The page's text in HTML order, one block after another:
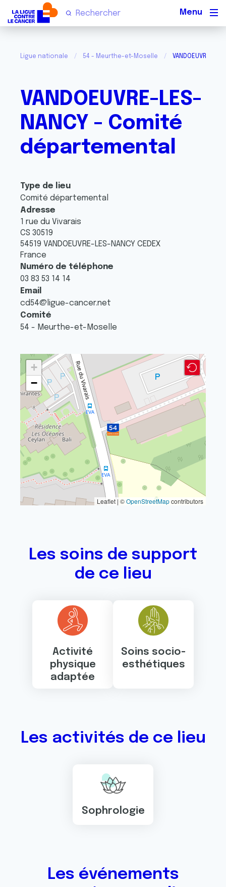
Ligue nationale 54 - Meurthe-et-Moselle VANDOEUVRE-
VANDOEUVRE-LES-
NANCY - Comité
départemental
Type de lieu
Comité départemental
Adresse
1 rue du Vivarais
CS 30519
54519 VANDOEUVRE-LES-NANCY CEDEX
France
Numéro de téléphone
03 83 53 14 14
Email
cd54@ligue-cancer.net
Comité
54 - Meurthe-et-Moselle
+
−
Leaflet | ©OpenStreetMapcontributors
Les soins de support
de ce lieu
Activité
physique
adaptée
Soins socio-
esthétiques
Les activités de ce lieu
Sophrologie
Les événements